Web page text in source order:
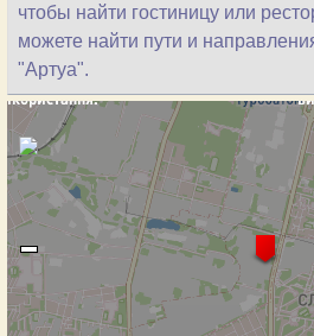
чтобы найти гостиницу или
можете найти пути и
"Артуа".